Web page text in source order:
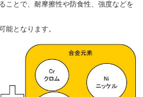
ことで、耐摩擦性や防食性、強度などを
能となります。